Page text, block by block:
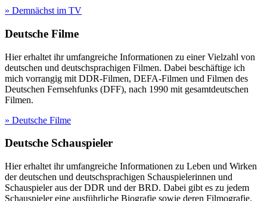
» Demnächst im TV
Deutsche Filme
Hier erhaltet ihr umfangreiche Informationen zu einer Vielzahl von
deutschen und deutschsprachigen Filmen. Dabei beschäftige ich
mich vorrangig mit DDR-Filmen, DEFA-Filmen und Filmen des
Deutschen Fernsehfunks (DFF), nach 1990 mit gesamtdeutschen
Filmen.
» Deutsche Filme
Deutsche Schauspieler
Hier erhaltet ihr umfangreiche Informationen zu Leben und Wirken
der deutschen und deutschsprachigen Schauspielerinnen und
Schauspieler aus der DDR und der BRD. Dabei gibt es zu jedem
Schauspieler eine ausführliche Biografie sowie deren Filmografie.